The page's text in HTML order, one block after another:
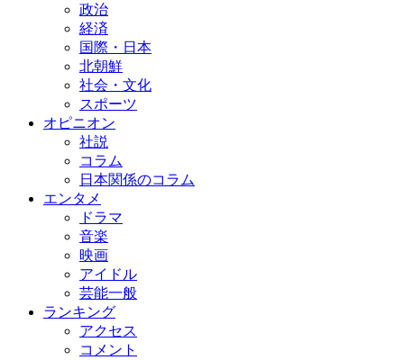
政治
経済
国際・日本
北朝鮮
社会・文化
スポーツ
オピニオン
社説
コラム
日本関係のコラム
エンタメ
ドラマ
音楽
映画
アイドル
芸能一般
ランキング
アクセス
コメント